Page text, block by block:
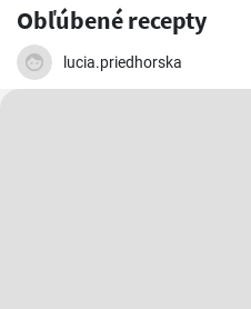
Obľúbené recepty
lucia.priedhorska